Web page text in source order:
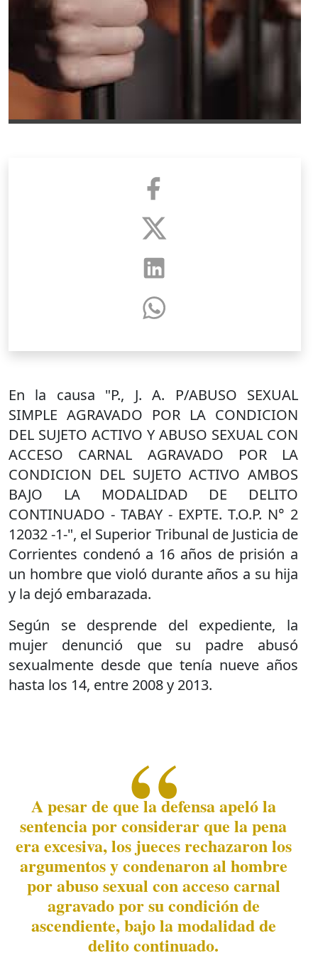
En la causa "P., J. A. P/ABUSO SEXUAL
SIMPLE AGRAVADO POR LA CONDICION
DEL SUJETO ACTIVO Y ABUSO SEXUAL CON
ACCESO CARNAL AGRAVADO POR LA
CONDICION DEL SUJETO ACTIVO AMBOS
BAJO LA MODALIDAD DE DELITO
CONTINUADO - TABAY - EXPTE. T.O.P. N° 2
12032 -1-", el Superior Tribunal de Justicia de
Corrientes condenó a 16 años de prisión a
un hombre que violó durante años a su hija
y la dejó embarazada.
Según se desprende del expediente, la
mujer denunció que su padre abusó
sexualmente desde que tenía nueve años
hasta los 14, entre 2008 y 2013.
A pesar de que la defensa apeló la
sentencia por considerar que la pena
era excesiva, los jueces rechazaron los
argumentos y condenaron al hombre
por abuso sexual con acceso carnal
agravado por su condición de
ascendiente, bajo la modalidad de
delito continuado.